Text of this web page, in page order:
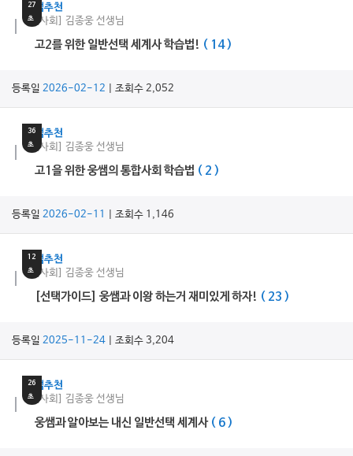
27
초
쌤추천
[사회] 김종웅 선생님
고2를 위한 일반선택 세계사 학습법! ( 14 )
등록일 2026-02-12 | 조회수 2,052
36
초
쌤추천
[사회] 김종웅 선생님
고1을 위한 웅쌤의 통합사회 학습법 ( 2 )
등록일 2026-02-11 | 조회수 1,146
12
초
쌤추천
[사회] 김종웅 선생님
[선택가이드] 웅쌤과 이왕 하는거 재미있게 하자! ( 23 )
등록일 2025-11-24| 조회수 3,204
26
초
쌤추천
[사회] 김종웅 선생님
웅쌤과 알아보는 내신 일반선택 세계사 ( 6 )